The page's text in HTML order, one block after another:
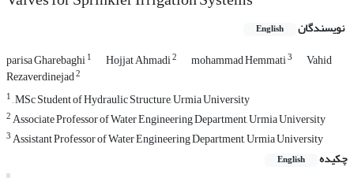
نویسندگان English
parisa Gharebaghi1 Hojjat Ahmadi2 mohammad Hemmati3 Vahid
Rezaverdinejad2
1, MSc Student of Hydraulic Structure, Urmia University
2Associate Professor of Water Engineering Department, Urmia University
3Assistant Professor of Water Engineering Department, Urmia University
چکیده
English